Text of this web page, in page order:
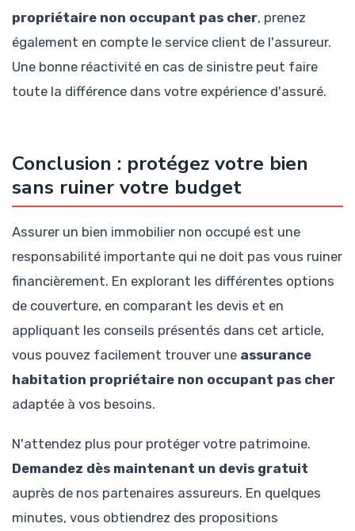
propriétaire non occupant pas cher, prenez
également en compte le service client de l'assureur.
Une bonne réactivité en cas de sinistre peut faire
toute la différence dans votre expérience d'assuré.
Conclusion : protégez votre bien
sans ruiner votre budget
Assurer un bien immobilier non occupé est une
responsabilité importante qui ne doit pas vous ruiner
financièrement. En explorant les différentes options
de couverture, en comparant les devis et en
appliquant les conseils présentés dans cet article,
vous pouvez facilement trouver une assurance
habitation propriétaire non occupant pas cher
adaptée à vos besoins.
N'attendez plus pour protéger votre patrimoine.
Demandez dès maintenant un devis gratuit
auprès de nos partenaires assureurs. En quelques
minutes, vous obtiendrez des propositions